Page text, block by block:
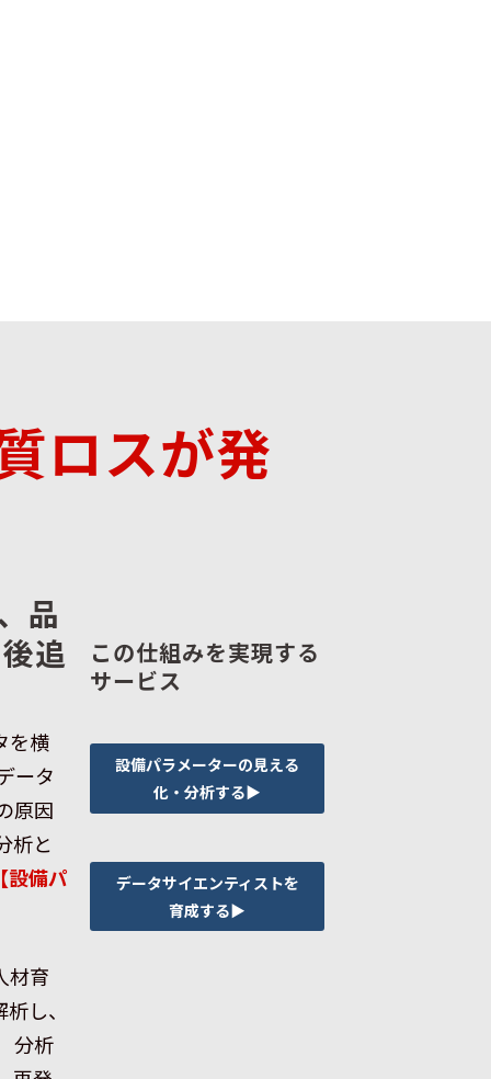
ロスが発
品
追
を横
ータ
原因
析と
設備パ
材育
し、
分析
この仕組みを実現する
サービス
設備パラメーターの見える
化・分析する▶
データサイエンティストを
育成する▶